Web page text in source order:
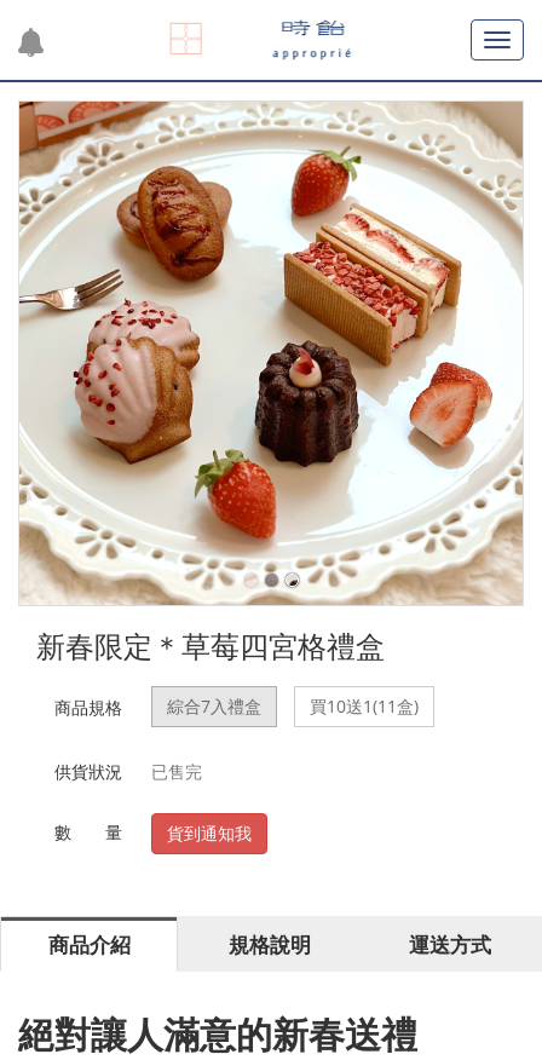
新春限定＊草莓四宮格禮盒
商品規格 綜合7入禮盒 買10送1(11盒)
供貨狀況 已售完
數 量 貨到通知我
商品介紹 規格說明 運送方式
絕對讓人滿意的新春送禮